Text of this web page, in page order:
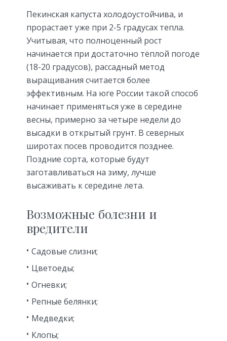
Пекинская капуста холодоустойчива, и
прорастает уже при 2-5 градусах тепла.
Учитывая, что полноценный рост
начинается при достаточно тёплой погоде
(18-20 градусов), рассадный метод
выращивания считается более
эффективным. На юге России такой способ
начинает применяться уже в середине
весны, примерно за четыре недели до
высадки в открытый грунт. В северных
широтах посев проводится позднее.
Поздние сорта, которые будут
заготавливаться на зиму, лучше
высаживать к середине лета.
Возможные болезни и
вредители
Садовые слизни;
Цветоеды;
Огневки;
Репные белянки;
Медведки;
Клопы;